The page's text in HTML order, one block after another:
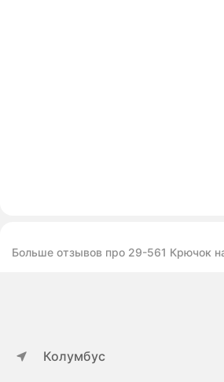
Больше отзывов про 29-561 Крючок
Колумбус